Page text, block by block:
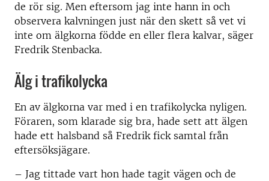
de rör sig. Men eftersom jag inte hann in och
observera kalvningen just när den skett så vet vi
inte om älgkorna födde en eller flera kalvar, säger
Fredrik Stenbacka.
Älg i trafikolycka
En av älgkorna var med i en trafikolycka nyligen.
Föraren, som klarade sig bra, hade sett att älgen
hade ett halsband så Fredrik fick samtal från
eftersöksjägare.
– Jag tittade vart hon hade tagit vägen och de